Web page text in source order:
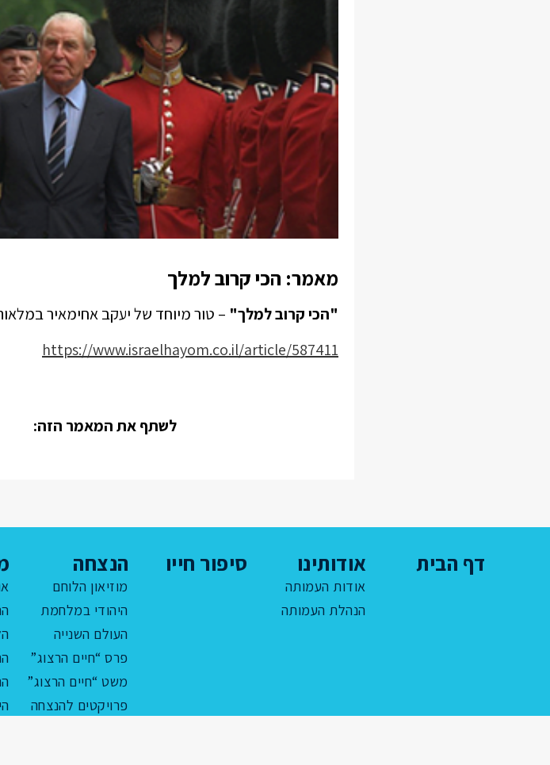
מאמר: הכי קרוב למלך
"הכי קרוב למלך" – טור מיוחד של יעקב אחימאיר
https://www.israelhayom.co.il/article/587411
לשתף את המאמר הזה:
דף הבית אודותינו
אודות העמותה
הנהלת העמותה
סיפור חייו הנצחה
מוזיאון הלוחם
היהודי במלחמת
העולם השנייה
פרס “חיים הרצוג”
משט “חיים הרצוג”
פרויקטים להנצחה